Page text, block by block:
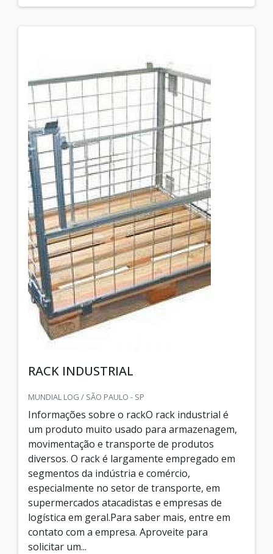
RACK INDUSTRIAL
MUNDIAL LOG / SÃO PAULO - SP
Informações sobre o rackO rack industrial é
um produto muito usado para armazenagem,
movimentação e transporte de produtos
diversos. O rack é largamente empregado em
segmentos da indústria e comércio,
especialmente no setor de transporte, em
supermercados atacadistas e empresas de
logística em geral.Para saber mais, entre em
contato com a empresa. Aproveite para
solicitar um...